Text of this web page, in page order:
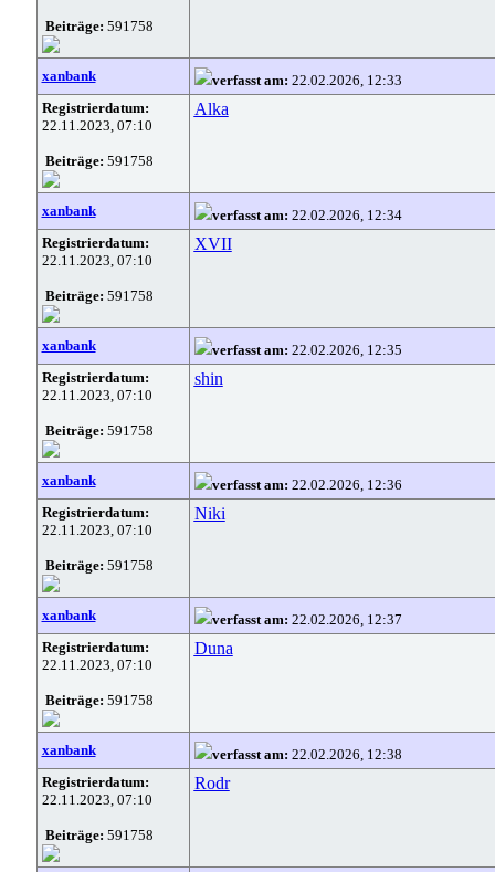
Beiträge: 591758
xanbank verfasst am: 22.02.2026, 12:33
Registrierdatum:
22.11.2023, 07:10
Beiträge: 591758
Alka
xanbank verfasst am: 22.02.2026, 12:34
Registrierdatum:
22.11.2023, 07:10
Beiträge: 591758
XVII
xanbank verfasst am: 22.02.2026, 12:35
Registrierdatum:
22.11.2023, 07:10
Beiträge: 591758
shin
xanbank verfasst am: 22.02.2026, 12:36
Registrierdatum:
22.11.2023, 07:10
Beiträge: 591758
Niki
xanbank verfasst am: 22.02.2026, 12:37
Registrierdatum:
22.11.2023, 07:10
Beiträge: 591758
Duna
xanbank verfasst am: 22.02.2026, 12:38
Registrierdatum:
22.11.2023, 07:10
Beiträge: 591758
Rodr